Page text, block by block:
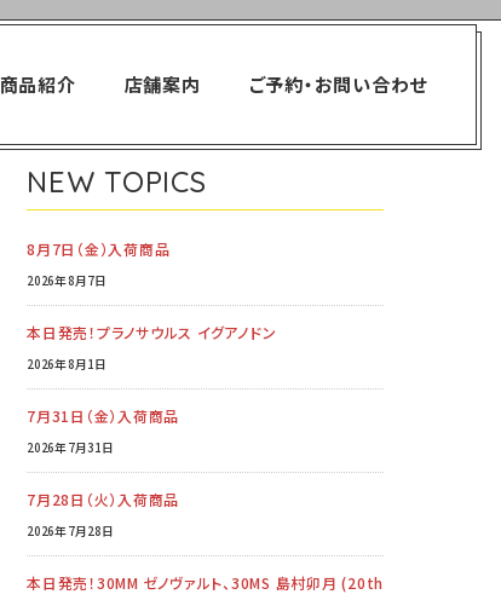
商品紹介 店舗案内 ご予約・お問い合わせ
NEW TOPICS
8月7日（金）入荷商品
2026年8月7日
本日発売！プラノサウルス イグアノドン
2026年8月1日
7月31日（金）入荷商品
2026年7月31日
7月28日（火）入荷商品
2026年7月28日
本日発売！30MM ゼノヴァルト、30MS 島村卯月 (20th